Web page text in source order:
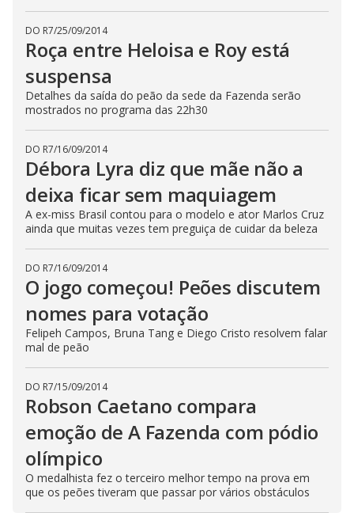
DO R7/25/09/2014
Roça entre Heloisa e Roy está
suspensa
Detalhes da saída do peão da sede da Fazenda serão
mostrados no programa das 22h30
DO R7/16/09/2014
Débora Lyra diz que mãe não a
deixa ficar sem maquiagem
A ex-miss Brasil contou para o modelo e ator Marlos Cruz
ainda que muitas vezes tem preguiça de cuidar da beleza
DO R7/16/09/2014
O jogo começou! Peões discutem
nomes para votação
Felipeh Campos, Bruna Tang e Diego Cristo resolvem falar
mal de peão
DO R7/15/09/2014
Robson Caetano compara
emoção de A Fazenda com pódio
olímpico
O medalhista fez o terceiro melhor tempo na prova em
que os peões tiveram que passar por vários obstáculos